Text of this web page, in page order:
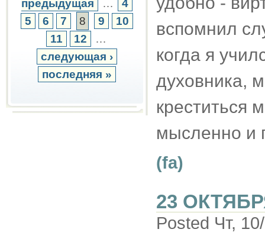
предыдущая …
4
5
6 7 8 9
10
11
12
…
следующая ›
последняя »
вспомнил
когда я
духовника,
креститься
мысленно и
(fa)
23
Posted Чт,